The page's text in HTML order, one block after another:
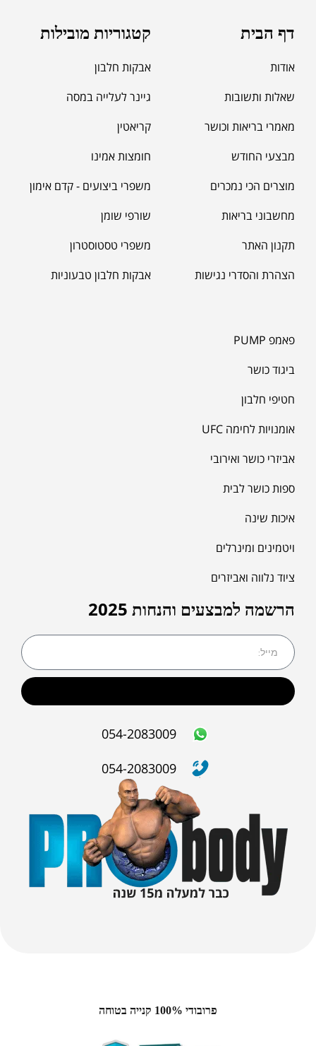
דף הבית
אודות
שאלות ותשובות
מאמרי בריאות וכושר
מבצעי החודש
מוצרים הכי נמכרים
מחשבוני בריאות
תקנון האתר
הצהרת והסדרי נגישות
קטגוריות מובילות
אבקות חלבון
גיינר לעלייה במסה
קריאטין
חומצות אמינו
משפרי ביצועים - קדם אימון
שורפי שומן
משפרי טסטוסטרון
אבקות חלבון טבעוניות
פאמפ PUMP
ביגוד כושר
חטיפי חלבון
אומנויות לחימה UFC
אביזרי כושר ואירובי
ספות כושר לבית
איכות שינה
ויטמינים ומינרלים
ציוד נלווה ואביזרים
הרשמה למבצעים והנחות 2025
054-2083009
054-2083009
פרובודי 100% קנייה בטוחה